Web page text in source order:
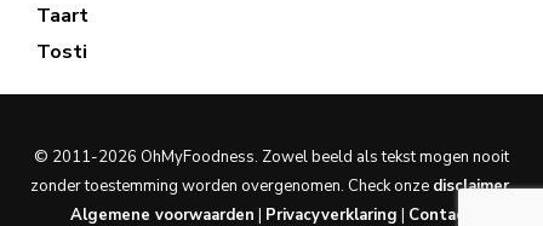
Taart
Tosti
© 2011-2026 OhMyFoodness. Zowel beeld als tekst mogen nooit
zonder toestemming worden overgenomen. Check onze disclaimer.
Algemene voorwaarden | Privacyverklaring | Contact